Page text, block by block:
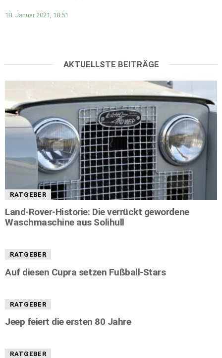
18. Januar 2021, 18:51
AKTUELLSTE BEITRÄGE
RATGEBER
Land-Rover-Historie: Die verrückt gewordene
Waschmaschine aus Solihull
RATGEBER
Auf diesen Cupra setzen Fußball-Stars
RATGEBER
Jeep feiert die ersten 80 Jahre
RATGEBER